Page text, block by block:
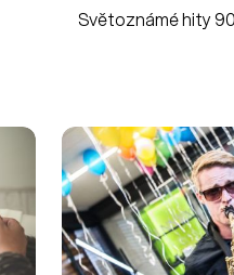
Světoznámé hity